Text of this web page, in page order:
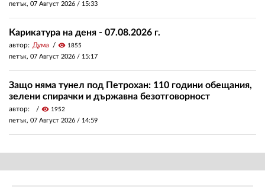
петък, 07 Август 2026 / 15:33
Карикатура на деня - 07.08.2026 г.
автор: Дума visibility 1855
петък, 07 Август 2026 / 15:17
Защо няма тунел под Петрохан: 110 години обещания,
зелени спирачки и държавна безотговорност
автор: visibility 1952
петък, 07 Август 2026 / 14:59